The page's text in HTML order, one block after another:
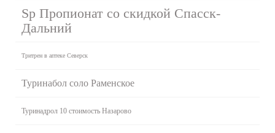
Sp Пропионат со скидкой Спасск-
Дальний
Тритрен в аптеке Северск
Туринабол соло Раменское
Туринадрол 10 стоимость Назарово